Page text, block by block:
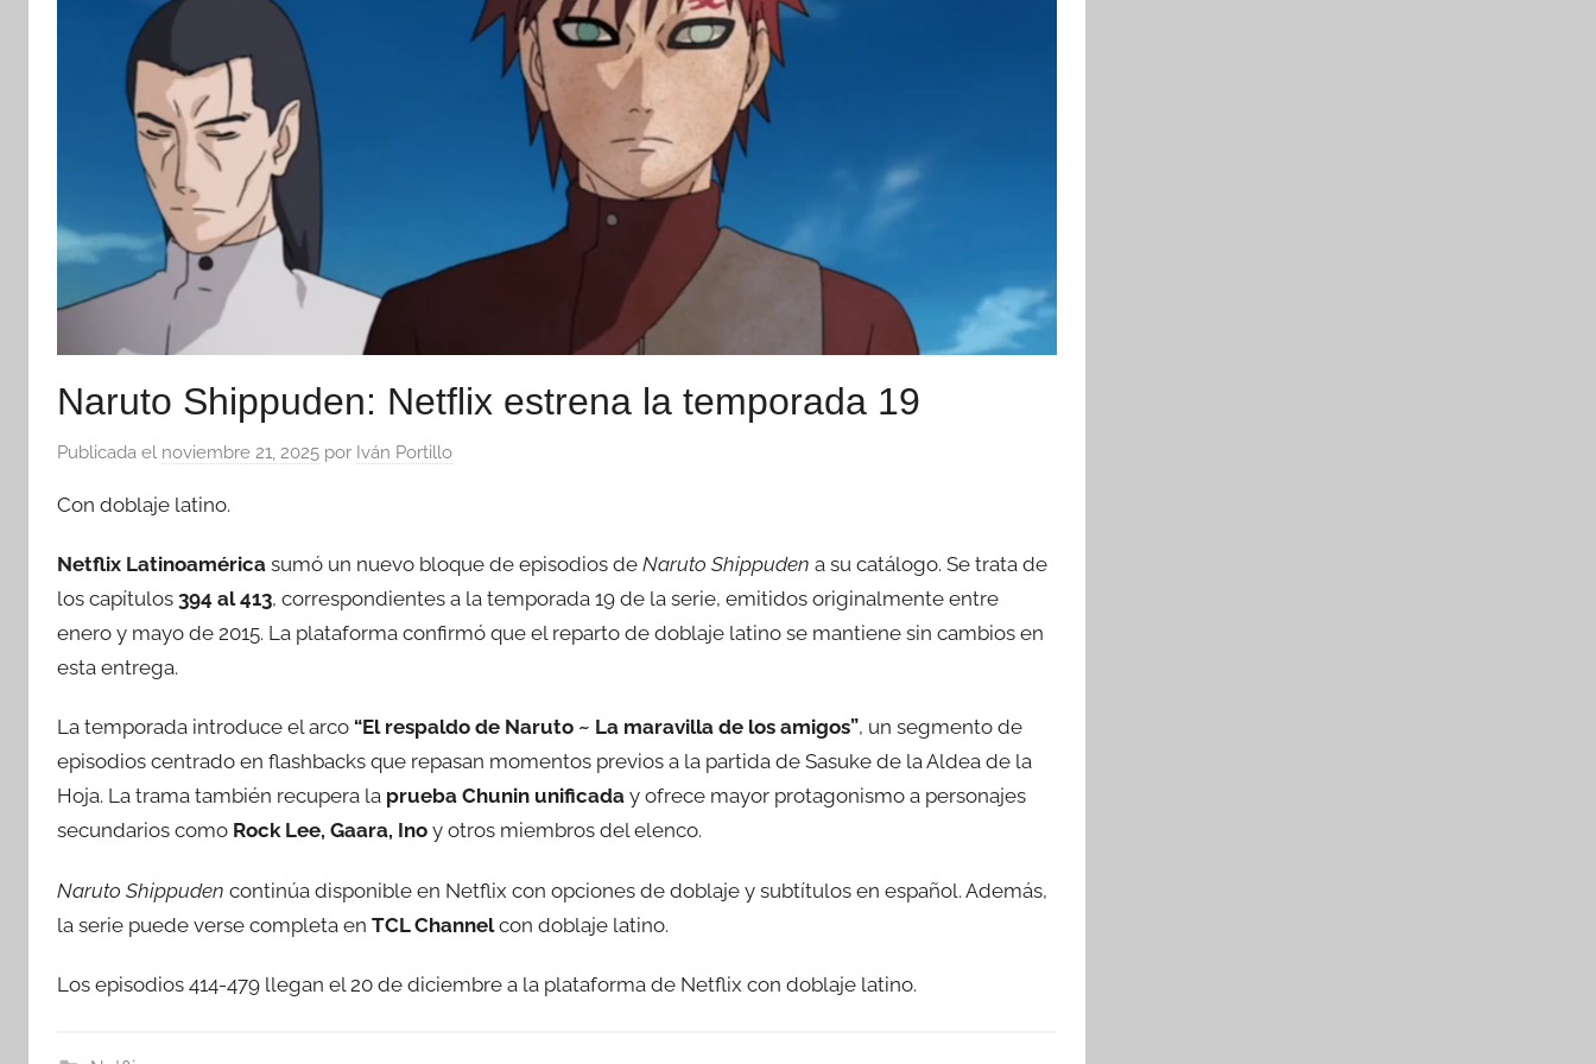
Naruto Shippuden: Netflix estrena la temporada 19
Publicada el noviembre 21, 2025 por Iván Portillo
Con doblaje latino.
Netflix Latinoamérica sumó un nuevo bloque de episodios de Naruto Shippuden a su catálogo. Se trata de
los capítulos 394 al 413, correspondientes a la temporada 19 de la serie, emitidos originalmente entre
enero y mayo de 2015. La plataforma confirmó que el reparto de doblaje latino se mantiene sin cambios en
esta entrega.
La temporada introduce el arco “El respaldo de Naruto ~ La maravilla de los amigos”, un segmento de
episodios centrado en flashbacks que repasan momentos previos a la partida de Sasuke de la Aldea de la
Hoja. La trama también recupera la prueba Chunin unificada y ofrece mayor protagonismo a personajes
secundarios como Rock Lee, Gaara, Ino y otros miembros del elenco.
Naruto Shippuden continúa disponible en Netflix con opciones de doblaje y subtítulos en español. Además,
la serie puede verse completa en TCL Channelcon doblaje latino.
Los episodios 414-479 llegan el 20 de diciembre a la plataforma de Netflix con doblaje latino.